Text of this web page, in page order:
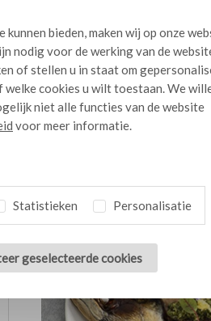
bieden, maken wij op onze
nodig voor de werking van de
of stellen u in staat om
welke cookies u wilt toestaan. We
niet alle functies van de website
voor meer informatie.
Statistieken Personalisatie
geselecteerde cookies
dikke plakken van de
knoflook en blus af met de
samen met de limoen.
aan de kook en kook de
Schep door en laat het
koriander en de vissaus en
side’.
Gerelateerde thema's